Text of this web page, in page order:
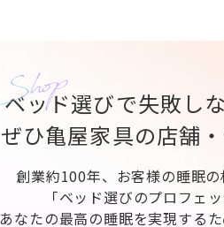
ベッド選びで失敗し
ぜひ亀屋家具の店舗
創業約100年、お客様の睡眠
「ベッド選びのプロフェ
あなたの最高の睡眠を実現する